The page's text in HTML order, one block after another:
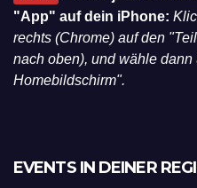
"App" auf dein iPhone:
rechts (Chrome) auf den
nach oben), und wähle
Homebildschirm".
EVENTS IN DEINER